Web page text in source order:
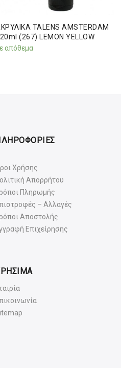
TALENS AMSTERDAM
(267) LEMON YELLOW
απόθεμα
Χρήσης
Απορρήτου
Πληρωμής
– Αλλαγές
Αποστολής
Επιχείρησης